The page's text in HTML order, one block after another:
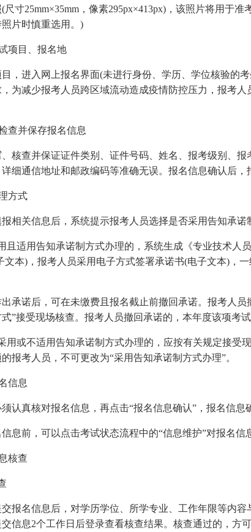
尺寸25mm×35mm，像素295px×413px)，该照片将用于
片时慎重选用。)
目、报名地
进入网上报名界面(未进行身份、学历、学位核验的考
为减少报考人员跨区域流动造成疫情防控压力，报考
并保存报名信息
查并保证证件类别、证件号码、姓名、报考级别、报
细通信地址和邮政编码等准确无误。报名信息确认后，
方式
关信息后，系统提示报考人员选择是否采用告知承诺
适用告知承诺制方式办理的，系统生成《专业技术人
文本)，报考人员采用电子方式签署承诺书(电子文本)，
诺后，可在未缴费且报名截止前撤回承诺。报考人员
”接受现场核查。报考人员撤回承诺的，本年度该项考
或不适用告知承诺制方式办理的，应按有关规定接受
报考人员，不可更改为“采用告知承诺制方式办理”。
信息
真核对报名信息，再点击“报名信息确认”，报名信息
前，可以点击考试状态流程中的“信息维护”对报名信
核查
名信息后，对学历学位、所学专业、工作年限等内容
信息2个工作日后登录查看核查结果。核查通过的，方